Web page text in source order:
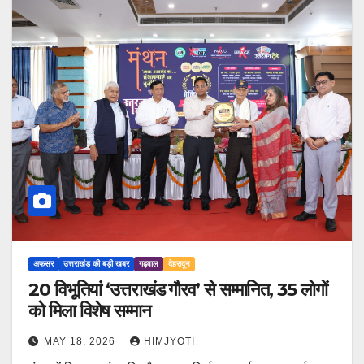
अफसर उत्तराखंड की बड़ी खबर गढ़वाल देहरादून
20 विभूतियां ‘उत्तराखंड गौरव’ से सम्मानित, 35 लोगों
को मिला विशेष सम्मान
MAY 18, 2026 HIMJYOTI